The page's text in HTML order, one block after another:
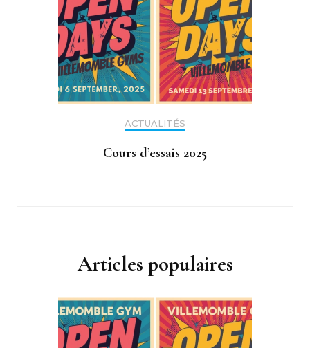
ACTUALITÉS
Cours d’essais 2025
Articles populaires